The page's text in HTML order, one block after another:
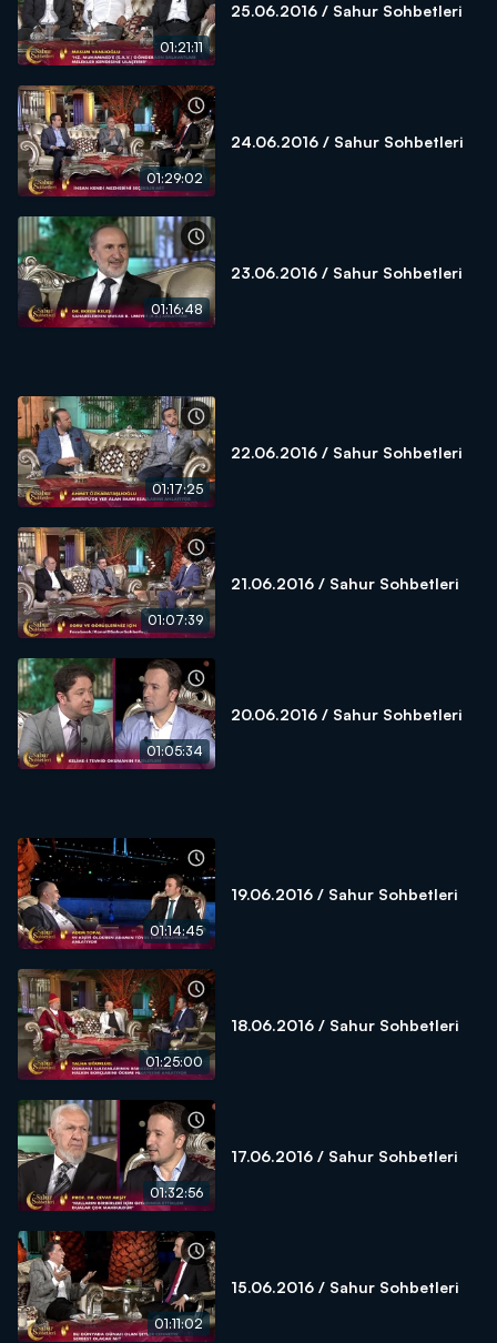
01:21:11
25.06.2016 / Sahur Sohbetleri
01:29:02
24.06.2016 / Sahur Sohbetleri
01:16:48
23.06.2016 / Sahur Sohbetleri
01:17:25
22.06.2016 / Sahur Sohbetleri
01:07:39
21.06.2016 / Sahur Sohbetleri
01:05:34
20.06.2016 / Sahur Sohbetleri
01:14:45
19.06.2016 / Sahur Sohbetleri
01:25:00
18.06.2016 / Sahur Sohbetleri
01:32:56
17.06.2016 / Sahur Sohbetleri
01:11:02
15.06.2016 / Sahur Sohbetleri